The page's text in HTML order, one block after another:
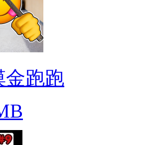
金跑跑